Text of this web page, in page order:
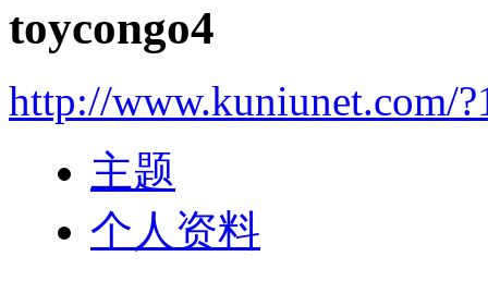
toycongo4
http://www.kuniunet.com/
主题
个人资料